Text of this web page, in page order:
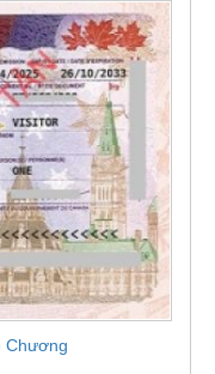
Chương